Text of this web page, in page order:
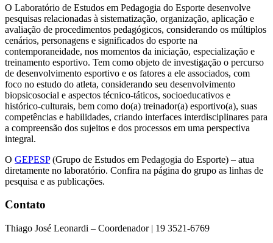
O Laboratório de Estudos em Pedagogia do Esporte desenvolve
pesquisas relacionadas à sistematização, organização, aplicação e
avaliação de procedimentos pedagógicos, considerando os múltiplos
cenários, personagens e significados do esporte na
contemporaneidade, nos momentos da iniciação, especialização e
treinamento esportivo. Tem como objeto de investigação o percurso
de desenvolvimento esportivo e os fatores a ele associados, com
foco no estudo do atleta, considerando seu desenvolvimento
biopsicosocial e aspectos técnico-táticos, socioeducativos e
histórico-culturais, bem como do(a) treinador(a) esportivo(a), suas
competências e habilidades, criando interfaces interdisciplinares para
a compreensão dos sujeitos e dos processos em uma perspectiva
integral.
O GEPESP(Grupo de Estudos em Pedagogia do Esporte) – atua
diretamente no laboratório. Confira na página do grupo as linhas de
pesquisa e as publicações.
Contato
Thiago José Leonardi – Coordenador | 19 3521-6769